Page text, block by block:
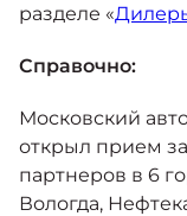
разделе «
Справочно:
Московский
открыл прием
партнеров в 6
Вологда,